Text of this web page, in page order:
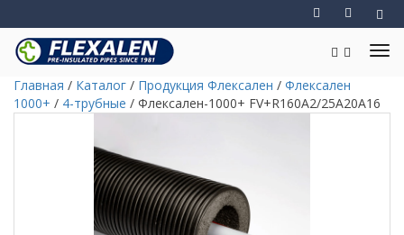
Главная / Каталог / Продукция Флексален / Флексален
1000+ / 4-трубные / Флексален-1000+ FV+R160A2/25A20A16